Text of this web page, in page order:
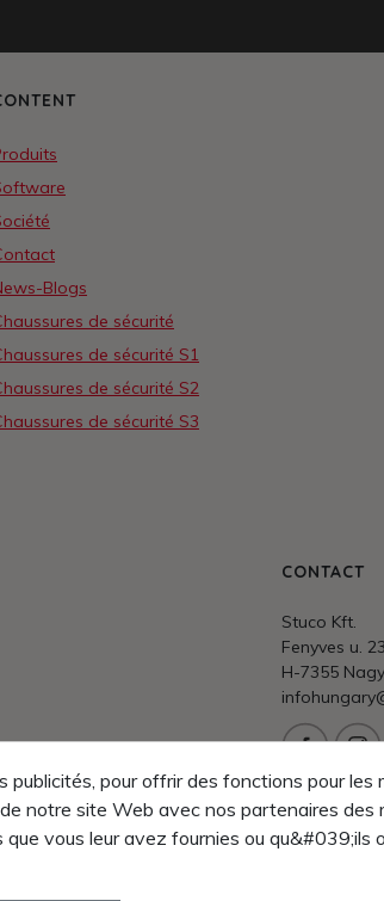
CONTACT
Stuco Kft.
Fenyves u. 23
H-7355
Service/
+36 74 458
Blogs
de sécurité
de sécurité S1
de sécurité S2
de sécurité S3
publicités, pour offrir des fonctions pour
notre site Web avec nos partenaires
vous leur avez fournies ou